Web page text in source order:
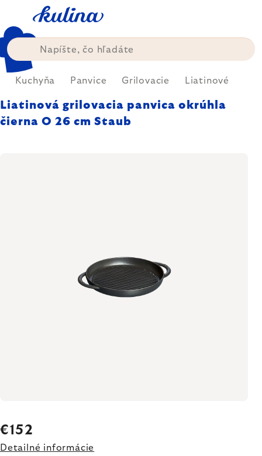
obsah
Kuchyňa Panvice Grilovacie Liatinové
Liatinová grilovacia panvica okrúhla
čierna O 26 cm Staub
€152
Detailné informácie